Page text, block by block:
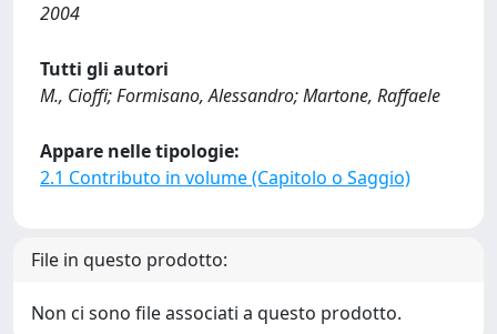
2004
Tutti gli autori
M., Cioffi; Formisano, Alessandro; Martone, Raffaele
Appare nelle tipologie:
2.1 Contributo in volume (Capitolo o Saggio)
File in questo prodotto:
Non ci sono file associati a questo prodotto.